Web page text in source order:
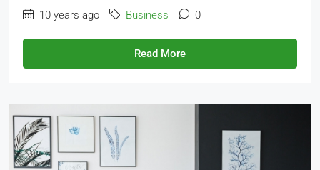
10 years ago Business 0
Read More